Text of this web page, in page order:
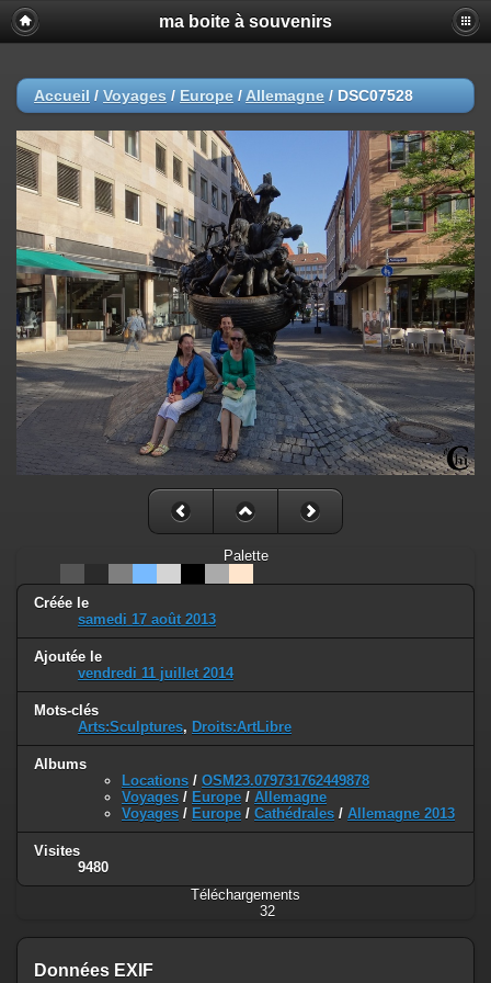
ma boite à souvenirs
Accueil / Voyages / Europe / Allemagne / DSC07528
Palette
Créée le
samedi 17 août 2013
Ajoutée le
vendredi 11 juillet 2014
Mots-clés
Arts:Sculptures, Droits:ArtLibre
Albums
Locations / OSM23.079731762449878
Voyages / Europe / Allemagne
Voyages / Europe / Cathédrales / Allemagne 2013
Visites
9480
Téléchargements
32
Données EXIF